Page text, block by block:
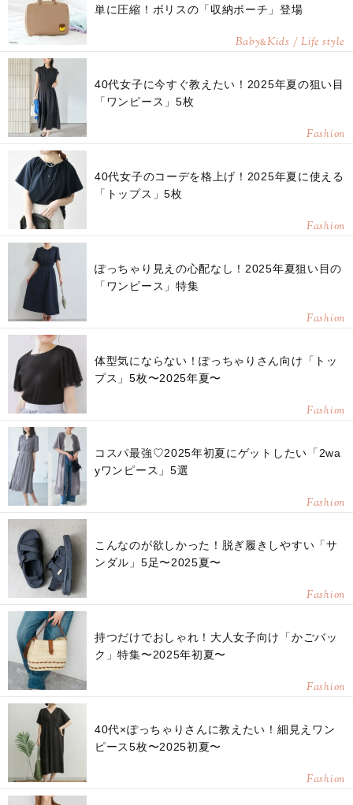
単に圧縮！ボリスの「収納ポーチ」登場
Baby&Kids / Life style
40代女子に今すぐ教えたい！2025年夏の狙い目
「ワンピース」5枚
Fashion
40代女子のコーデを格上げ！2025年夏に使える
「トップス」5枚
Fashion
ぽっちゃり見えの心配なし！2025年夏狙い目の
「ワンピース」特集
Fashion
体型気にならない！ぽっちゃりさん向け「トッ
プス」5枚〜2025年夏〜
Fashion
コスパ最強♡2025年初夏にゲットしたい「2wa
yワンピース」5選
Fashion
こんなのが欲しかった！脱ぎ履きしやすい「サ
ンダル」5足〜2025夏〜
Fashion
持つだけでおしゃれ！大人女子向け「かごバッ
ク」特集〜2025年初夏〜
Fashion
40代×ぽっちゃりさんに教えたい！細見えワン
ピース5枚〜2025初夏〜
Fashion